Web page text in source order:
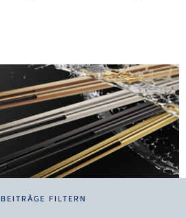
BEITRÄGE FILTERN